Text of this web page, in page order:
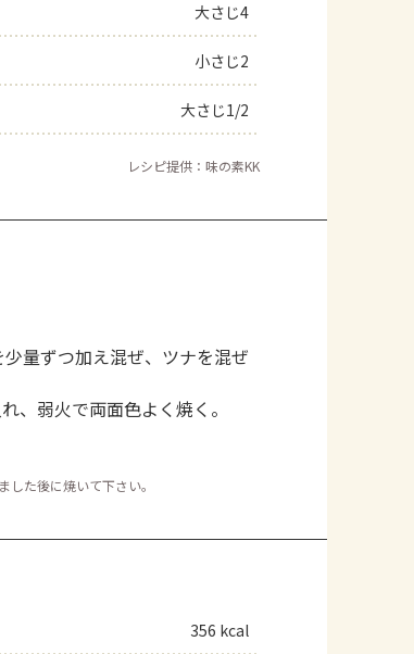
大さじ4
小さじ2
大さじ1/2
レシピ提供：味の素KK
量ずつ加え混ぜ、ツナを混ぜ
、弱火で両面色よく焼く。
た後に焼いて下さい。
356 kcal